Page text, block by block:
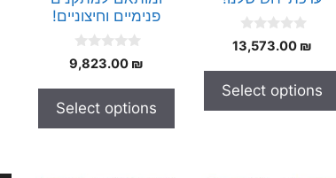
0
o
o
5
13,573.00 ₪
Select options
פנימיים וחיצוניים!
0
o
o
5
9,823.00 ₪
Select options